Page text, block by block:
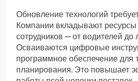
Обновление технологий
Компании вкладывают ресурсы
сотрудников — от водителей до
Осваиваются цифровые
программное обеспечение для
планирования. Это повышает